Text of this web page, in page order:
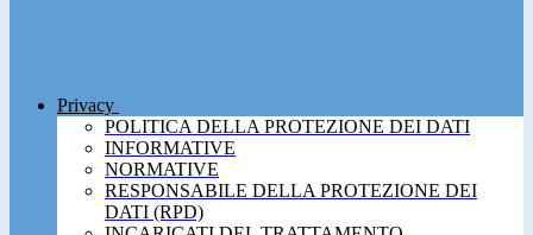
Privacy
POLITICA DELLA PROTEZIONE DEI DATI
INFORMATIVE
NORMATIVE
RESPONSABILE DELLA PROTEZIONE DEI
DATI (RPD)